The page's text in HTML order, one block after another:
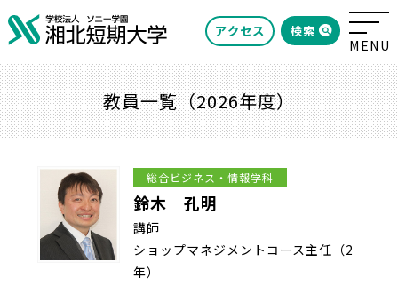
アクセス 検索
教員一覧（2026年度）
総合ビジネス・情報学科
鈴木 孔明
講師
ショップマネジメントコース主任（2
年）